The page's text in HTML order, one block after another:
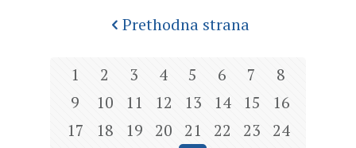
Prethodna strana
1 2 3 4 5 6 7
8
9
10 11 12 13 14 15
16
17
18 19 20 21 22 23
24